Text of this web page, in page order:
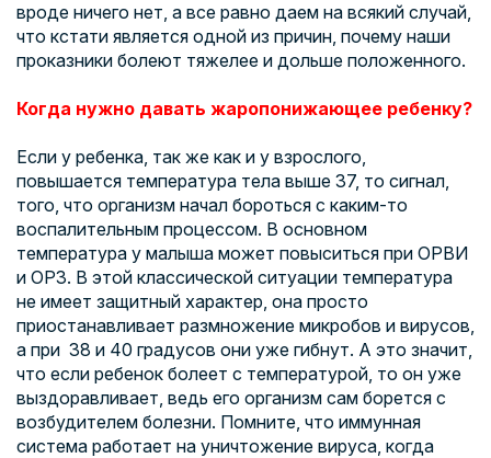
вроде ничего нет, а все равно даем на всякий случай,
что кстати является одной из причин, почему наши
проказники болеют тяжелее и дольше положенного.
Когда нужно давать жаропонижающее ребенку?
Если у ребенка, так же как и у взрослого,
повышается температура тела выше 37, то сигнал,
того, что организм начал бороться с каким-то
воспалительным процессом. В основном
температура у малыша может повыситься при ОРВИ
и ОРЗ. В этой классической ситуации температура
не имеет защитный характер, она просто
приостанавливает размножение микробов и вирусов,
а при 38 и 40 градусов они уже гибнут. А это значит,
что если ребенок болеет с температурой, то он уже
выздоравливает, ведь его организм сам борется с
возбудителем болезни. Помните, что иммунная
система работает на уничтожение вируса, когда